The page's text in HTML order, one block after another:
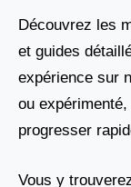
Découvrez les
et guides
expérience sur
ou
progresser
Vous y